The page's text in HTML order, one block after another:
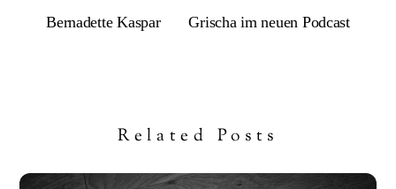
Bernadette Kaspar Grischa im neuen Podcast
Related Posts